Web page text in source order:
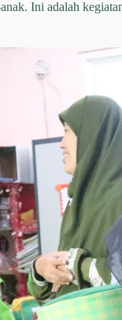
Ini adalah